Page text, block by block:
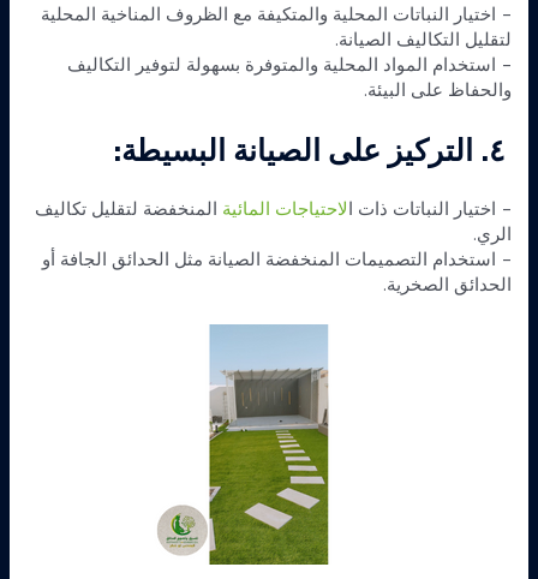
– اختيار النباتات المحلية والمتكيفة مع الظروف المناخية المحلية
لتقليل التكاليف الصيانة.
– استخدام المواد المحلية والمتوفرة بسهولة لتوفير التكاليف
والحفاظ على البيئة.
٤. التركيز على الصيانة البسيطة:
– اختيار النباتات ذات الاحتياجات المائية المنخفضة لتقليل تكاليف
الري.
– استخدام التصميمات المنخفضة الصيانة مثل الحدائق الجافة أو
الحدائق الصخرية.